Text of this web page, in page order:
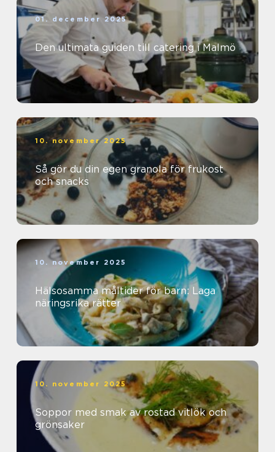
01. december 2025
Den ultimata guiden till catering i Malmö
10. november 2025
Så gör du din egen granola för frukost
och snacks
10. november 2025
Hälsosamma måltider för barn: Laga
näringsrika rätter
10. november 2025
Soppor med smak av rostad vitlök och
grönsaker